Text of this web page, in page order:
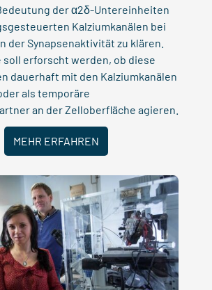
der α2δ-Untereinheiten
Kalziumkanälen bei
der Synapsenaktivität zu klären.
soll erforscht werden, ob diese
dauerhaft mit den Kalziumkanälen
als temporäre
an der Zelloberfläche agieren.
MEHR ERFAHREN